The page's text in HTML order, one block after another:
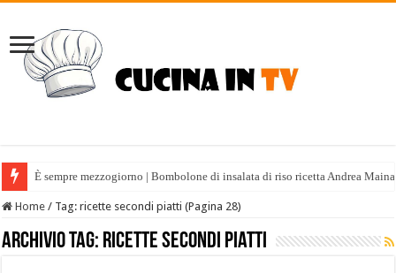
È sempre mezzogiorno | Bombolone di insalata di riso ricetta Andrea
Home / Tag:ricette secondi piatti (Pagina 28)
Archivio tag: ricette secondi piatti